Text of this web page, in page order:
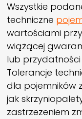
Wszystkie
techniczne
wartościami
wiążącej
lub
Tolerancje
dla pojemników
jak
zastrzeżeniem